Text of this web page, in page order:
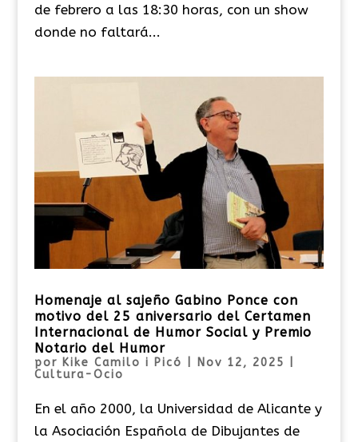
de febrero a las 18:30 horas, con un show
donde no faltará...
Homenaje al sajeño Gabino Ponce con
motivo del 25 aniversario del Certamen
Internacional de Humor Social y Premio
Notario del Humor
por Kike Camilo i Picó Nov 12, 2025
Cultura-Ocio
En el año 2000, la Universidad de Alicante y
la Asociación Española de Dibujantes de